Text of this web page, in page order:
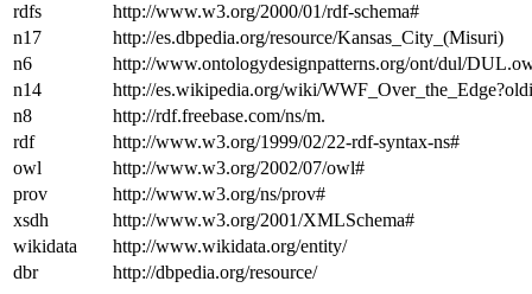
rdfs
http://www.w3.org/2000/01/rdf-schema#
n17
http://es.dbpedia.org/resource/Kansas_City_(Misuri)
n6
http://www.ontologydesignpatterns.org/ont/dul/
n14
http://es.wikipedia.org/wiki/
n8
http://rdf.freebase.com/ns/m.
rdf
http://www.w3.org/1999/02/22-rdf-syntax-ns#
owl
http://www.w3.org/2002/07/owl#
prov
http://www.w3.org/ns/prov#
xsdh
http://www.w3.org/2001/XMLSchema#
wikidata
http://www.wikidata.org/entity/
dbr
http://dbpedia.org/resource/